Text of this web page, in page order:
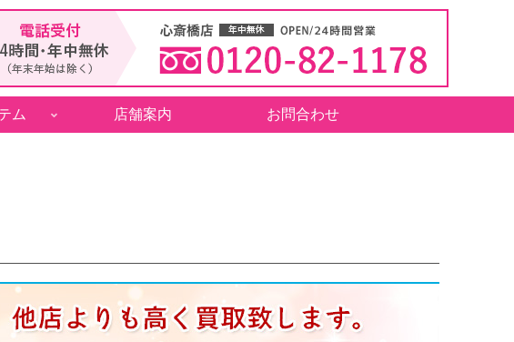
ム 店舗案内 お問合わせ